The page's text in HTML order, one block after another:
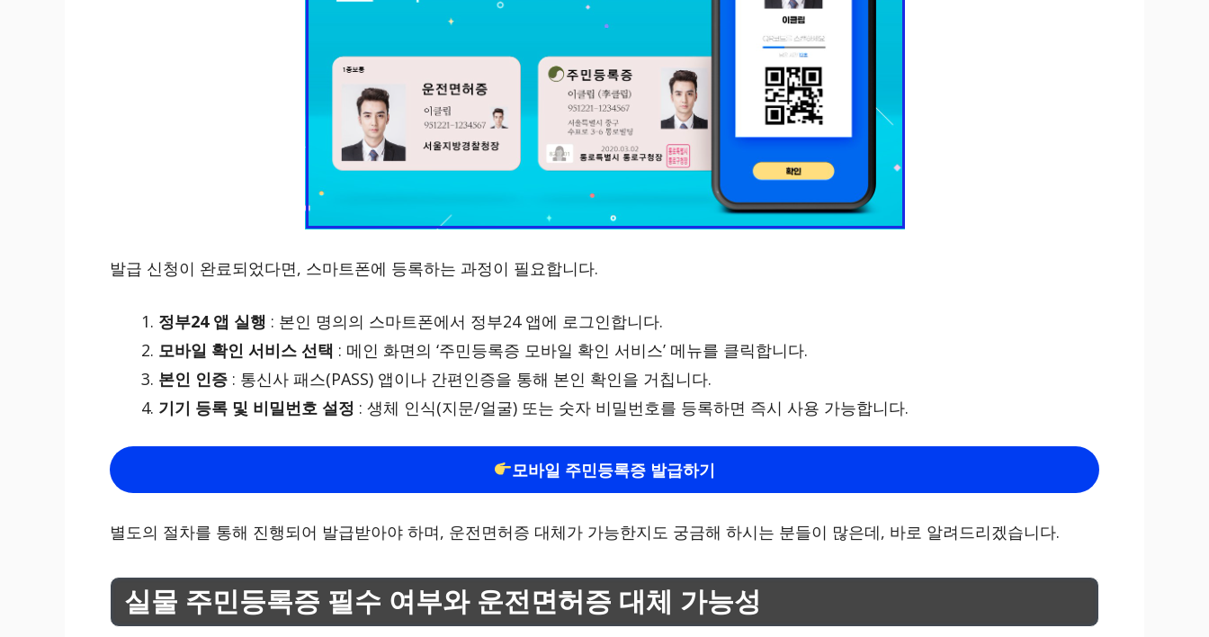
발급 신청이 완료되었다면, 스마트폰에 등록하는 과정이 필요합니다.
정부24 앱 실행 : 본인 명의의 스마트폰에서 정부24 앱에 로그인합니다.
모바일 확인 서비스 선택 : 메인 화면의 ‘주민등록증 모바일 확인 서비스’ 메뉴를 클릭합니다.
본인 인증 : 통신사 패스(PASS) 앱이나 간편인증을 통해 본인 확인을 거칩니다.
기기 등록 및 비밀번호 설정 : 생체 인식(지문/얼굴) 또는 숫자 비밀번호를 등록하면 즉시 사용 가능합니다.
모바일 주민등록증 발급하기
별도의 절차를 통해 진행되어 발급받아야 하며, 운전면허증 대체가 가능한지도 궁금해 하시는 분들이 많은데, 바로 알려드리겠습니다.
실물 주민등록증 필수 여부와 운전면허증 대체 가능성